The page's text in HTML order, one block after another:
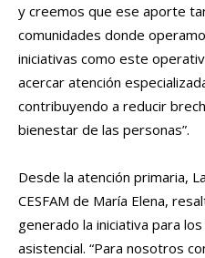
y creemos que ese aporte
comunidades donde
iniciativas como este
acercar atención
contribuyendo a reducir
bienestar de las personas”.
Desde la atención primaria,
CESFAM de María Elena,
generado la iniciativa para
asistencial. “Para nosotros